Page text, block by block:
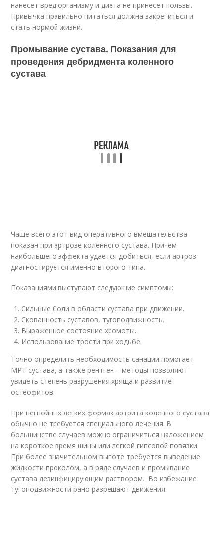
нанесет вред организму и диета не принесет пользы.
Привычка правильно питаться должна закрепиться и
стать нормой жизни.
Промывание сустава. Показания для
проведения дебридмента коленного
сустава
Чаще всего этот вид оперативного вмешательства
показан при артрозе коленного сустава. Причем
наибольшего эффекта удается добиться, если артроз
диагностируется именно второго типа.
Показаниями выступают следующие симптомы:
Сильные боли в области сустава при движении.
Скованность суставов, тугоподвижность.
Выраженное состояние хромоты.
Использование трости при ходьбе.
Точно определить необходимость санации помогает
МРТ сустава, а также рентген – методы позволяют
увидеть степень разрушения хряща и развитие
остеофитов.
При негнойных легких формах артрита коленного сустава
обычно не требуется специального лечения. В
большинстве случаев можно ограничиться наложением
на короткое время шины или легкой гипсовой повязки.
При более значительном выпоте требуется выведение
жидкости проколом, а в ряде случаев и промывание
сустава дезинфицирующим раствором. Во избежание
тугоподвижности рано разрешают движения.